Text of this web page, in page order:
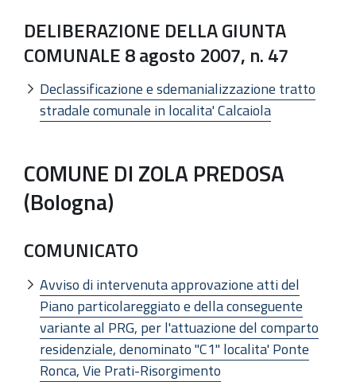
DELIBERAZIONE DELLA GIUNTA
COMUNALE 8 agosto 2007, n. 47
Declassificazione e sdemanializzazione tratto
stradale comunale in localita' Calcaiola
COMUNE DI ZOLA PREDOSA
(Bologna)
COMUNICATO
Avviso di intervenuta approvazione atti del
Piano particolareggiato e della conseguente
variante al PRG, per l'attuazione del comparto
residenziale, denominato "C1" localita' Ponte
Ronca, Vie Prati-Risorgimento